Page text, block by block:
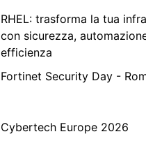
RHEL: trasforma la tua
con sicurezza,
efficienza
Fortinet Security Day -
Cybertech Europe 2026